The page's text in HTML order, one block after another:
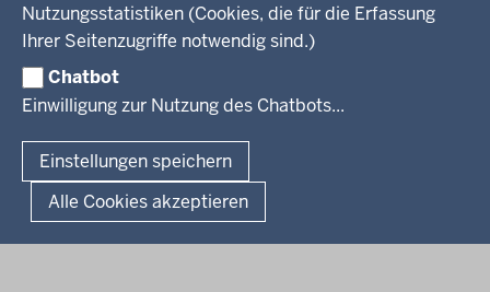
Nutzungsstatistiken (Cookies, die für die Erfassung
Ihrer Seitenzugriffe notwendig sind.)
Chatbot
Einwilligung zur Nutzung des Chatbots...
Einstellungen speichern
Alle Cookies akzeptieren
Bewerbung
Vormerkstelle NRW
Pressemitteilungen
Publikationen
Legionellen
Luftreinhaltepläne
Verfahrensübersichten
Überwachung umweltrelevanter Anlagen
Facebook
Instagram
LinkedIn
© 2026 Bezirksregierung Köln
Organisationsplan
Lizenzbedingungen Geobasis NRW
Dokumente und Ressourcen
Kontakt